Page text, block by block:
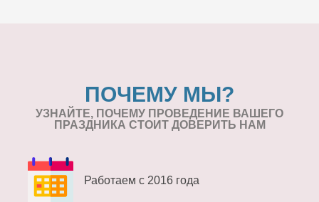
ПОЧЕМУ МЫ?
УЗНАЙТЕ, ПОЧЕМУ ПРОВЕДЕНИЕ ВАШЕГО
ПРАЗДНИКА СТОИТ ДОВЕРИТЬ НАМ
Работаем с 2016 года